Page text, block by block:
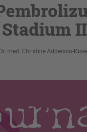
Stadium II
Dr. med. Christine Adderson-